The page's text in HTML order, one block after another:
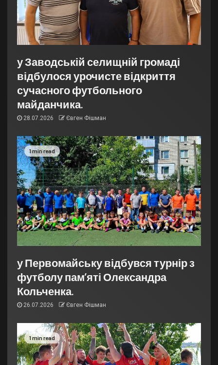
у Заводській селищній громаді
відбулося урочисте відкриття
сучасного футбольного
майданчика.
28.07.2026 Євген Фішман
1 min read
у Первомайську відбувся турнір з
футболу пам’яті Олександра
Кольченка.
26.07.2026 Євген Фішман
1 min read